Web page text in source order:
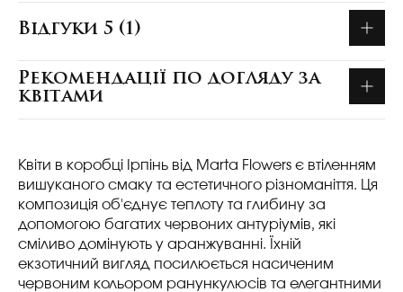
Відгуки 5 (1)
Рекомендації по догляду за
квітами
Квіти в коробці Ірпінь від Marta Flowers є втіленням
вишуканого смаку та естетичного різноманіття. Ця
композиція об'єднує теплоту та глибину за
допомогою багатих червоних антуріумів, які
сміливо домінують у аранжуванні. Їхній
екзотичний вигляд посилюється насиченим
червоним кольором ранункулюсів та елегантними